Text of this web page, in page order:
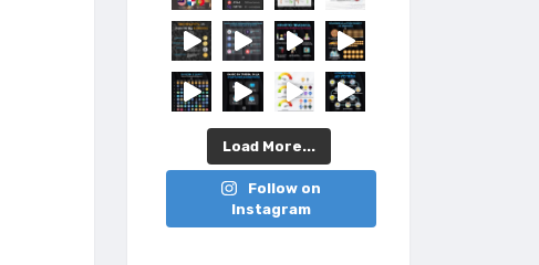
Load More...
Follow on
Instagram